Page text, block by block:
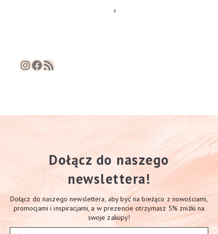
InstagramFacebook RSS Feed
Dołącz do naszego
newslettera!
Dołącz do naszego newslettera, aby być na bieżąco z nowościami,
promocjami i inspiracjami, a w prezencie otrzymasz 5% zniżki na
swoje zakupy!